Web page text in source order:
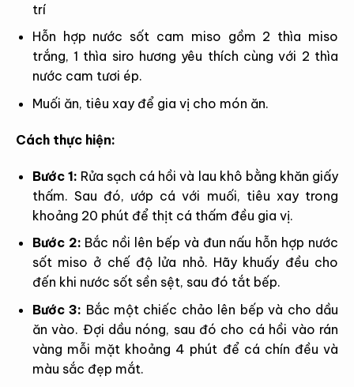
trí
Hỗn hợp nước sốt cam miso gồm 2 thìa miso
trắng, 1 thìa siro hương yêu thích cùng với 2 thìa
nước cam tươi ép.
Muối ăn, tiêu xay để gia vị cho món ăn.
Cách thực hiện:
Bước 1: Rửa sạch cá hồi và lau khô bằng khăn giấy
thấm. Sau đó, ướp cá với muối, tiêu xay trong
khoảng 20 phút để thịt cá thấm đều gia vị.
Bước 2: Bắc nồi lên bếp và đun nấu hỗn hợp nước
sốt miso ở chế độ lửa nhỏ. Hãy khuấy đều cho
đến khi nước sốt sền sệt, sau đó tắt bếp.
Bước 3: Bắc một chiếc chảo lên bếp và cho dầu
ăn vào. Đợi dầu nóng, sau đó cho cá hồi vào rán
vàng mỗi mặt khoảng 4 phút để cá chín đều và
màu sắc đẹp mắt.